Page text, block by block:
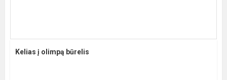
Kelias į olimpą būrelis